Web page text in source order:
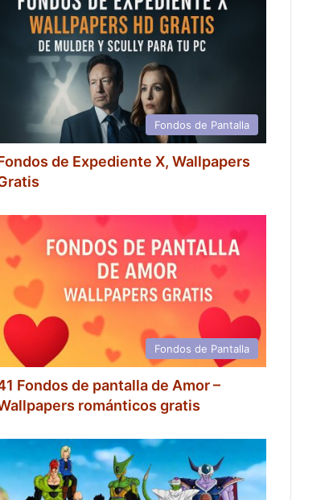
Fondos de Pantalla
de Expediente X, Wallpapers
Fondos de Pantalla
Fondos de pantalla de Amor –
románticos gratis